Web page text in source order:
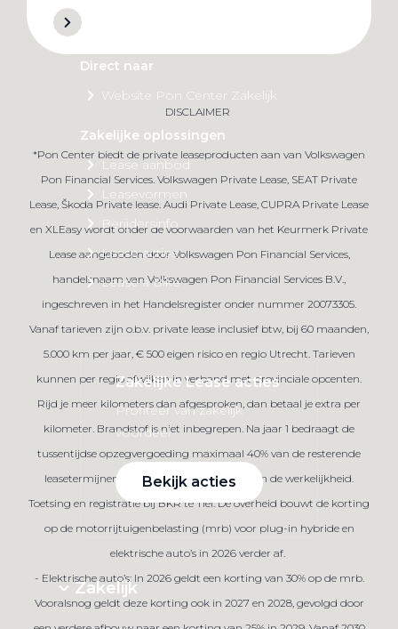
Direct naar
Website Pon Center Zakelijk
Zakelijke oplossingen
Lease aanbod
Leasevormen
Berijdersinfo
Lease acties
Lease a Bike
Zakelijke Lease acties
Profiteer van zakelijk
voordeel
Bekijk acties
Zakelijk
DISCLAIMER
*Pon Center biedt de private leaseproducten aan van Volkswagen
Pon Financial Services. Volkswagen Private Lease, SEAT Private
Lease, Škoda Private lease. Audi Private Lease, CUPRA Private Lease
en XLEasy wordt onder de voorwaarden van het Keurmerk Private
Lease aangeboden door Volkswagen Pon Financial Services,
handelsnaam van Volkswagen Pon Financial Services B.V.,
ingeschreven in het Handelsregister onder nummer 20073305.
Vanaf tarieven zijn o.b.v. private lease inclusief btw, bij 60 maanden,
5.000 km per jaar, € 500 eigen risico en regio Utrecht. Tarieven
kunnen per regio afwijken in verband met provinciale opcenten.
Rijd je meer kilometers dan afgesproken, dan betaal je extra per
kilometer. Brandstof is niet inbegrepen. Na jaar 1 bedraagt de
tussentijdse opzegvergoeding maximaal 40% van de resterende
leasetermijnen. Afbeelding kan afwijken van de werkelijkheid.
Toetsing en registratie bij BKR te Tiel. De overheid bouwt de korting
op de motorrijtuigenbelasting (mrb) voor plug-in hybride en
elektrische auto’s in 2026 verder af.
- Elektrische auto’s: In 2026 geldt een korting van 30% op de mrb.
Vooralsnog geldt deze korting ook in 2027 en 2028, gevolgd door